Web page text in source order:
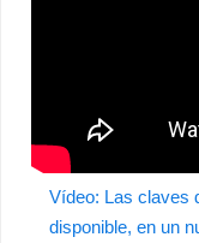
Vídeo: Las claves
disponible, en un